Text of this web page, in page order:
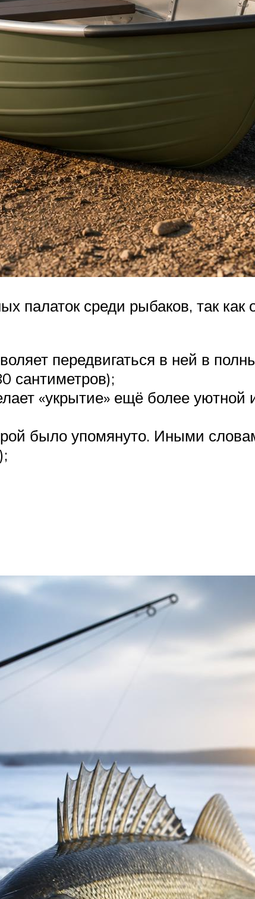
палаток среди рыбаков, так как
передвигаться в ней в
сантиметров);
«укрытие» ещё более уютной
было упомянуто. Иными